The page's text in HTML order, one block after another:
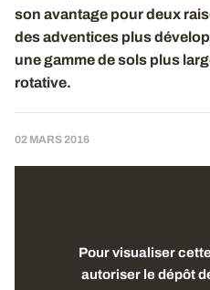
son avantage pour deux
des adventices plus
une gamme de sols plus
rotative.
02 MARS 2016
Pour visualiser
autoriser le dépôt